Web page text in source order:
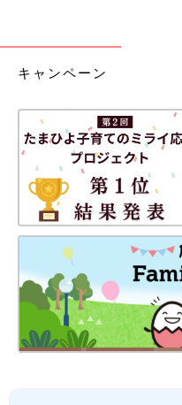
した。角膜炎が進行すると失
耳が聞こえにくいのは補聴
たら手話でコミュニケーシ
も見えなくなったら、どの
いいのか。今は、おもちゃ
見えなくなったら、千尋じ
うのだろうか。そんな不安
日泣きながら、心の中で「
とってある？ これ以上、千
いました。
夫は、泣いている私の前で
れましたが、ふとした瞬間
キャンペーン